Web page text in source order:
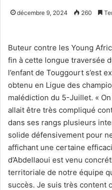
décembre 9, 2024 260
Buteur contre les Young
fin à cette longue traversée
l’enfant de Touggourt s’est
obtenu en Ligue des
malédiction du 5-Juillet. «
allait être très compliqué
dans ses rangs plusieurs
solide défensivement pour
affichant une certaine
d’Abdellaoui est venu
territoriale de notre équipe
succès. Je suis très content